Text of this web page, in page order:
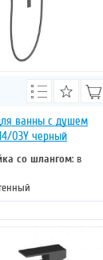
ванны с душем
03Y черный
со шлангом: в
: черный